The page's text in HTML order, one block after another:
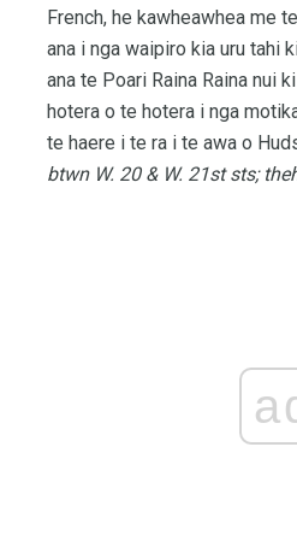
French, he kawheawhea me
ana i nga waipiro kia uru tahi
ana te Poari Raina Raina nui
hotera o te hotera i nga
te haere i te ra i te awa o
btwn W. 20 & W. 21st sts;